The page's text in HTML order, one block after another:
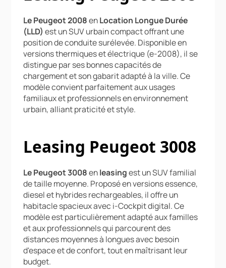
Le Peugeot 2008enLocation Longue Durée
(LLD) est un SUV urbain compact offrant une
position de conduite surélevée. Disponible en
versions thermiques et électrique (e-2008), il se
distingue par ses bonnes capacités de
chargement et son gabarit adapté à la ville. Ce
modèle convient parfaitement aux usages
familiaux et professionnels en environnement
urbain, alliant praticité et style.
Leasing Peugeot 3008
Le Peugeot 3008enleasingest un SUV familial
de taille moyenne. Proposé en versions essence,
diesel et hybrides rechargeables, il offre un
habitacle spacieux avec i-Cockpit digital. Ce
modèle est particulièrement adapté aux familles
et aux professionnels qui parcourent des
distances moyennes à longues avec besoin
d'espace et de confort, tout en maîtrisant leur
budget.